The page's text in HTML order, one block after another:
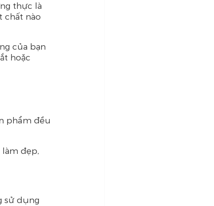
thực là
chất nào
của bạn
hoặc
phẩm đều
làm đẹp,
sử dụng